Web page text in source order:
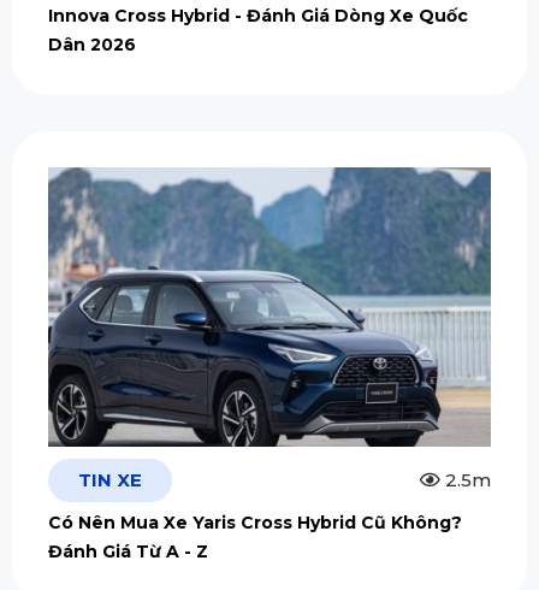
Innova Cross Hybrid - Đánh Giá Dòng Xe Quốc
Dân 2026
TIN XE 2.5m
Có Nên Mua Xe Yaris Cross Hybrid Cũ Không?
Đánh Giá Từ A - Z